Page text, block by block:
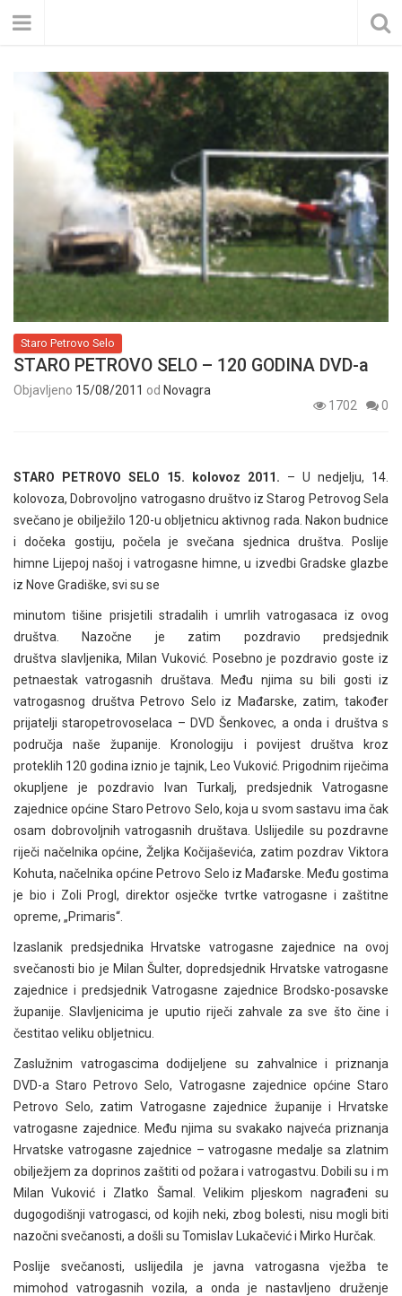
Staro Petrovo Selo
STARO PETROVO SELO – 120 GODINA DVD-a
Objavljeno 15/08/2011 od Novagra
1702
0
STARO PETROVO SELO 15. kolovoz 2011. – U nedjelju, 14.
kolovoza, Dobrovoljno vatrogasno društvo iz Starog Petrovog Sela
svečano je obilježilo 120-u obljetnicu aktivnog rada. Nakon budnice
i dočeka gostiju, počela je svečana sjednica društva. Poslije
himne Lijepoj našoj i vatrogasne himne, u izvedbi Gradske glazbe
iz Nove Gradiške, svi su se
minutom tišine prisjetili stradalih i umrlih vatrogasaca iz ovog
društva. Nazočne je zatim pozdravio predsjednik
društva slavljenika, Milan Vuković. Posebno je pozdravio goste iz
petnaestak vatrogasnih društava. Među njima su bili gosti iz
vatrogasnog društva Petrovo Selo iz Mađarske, zatim, također
prijatelji staropetrovoselaca – DVD Šenkovec, a onda i društva s
područja naše županije. Kronologiju i povijest društva kroz
proteklih 120 godina iznio je tajnik, Leo Vuković. Prigodnim riječima
okupljene je pozdravio Ivan Turkalj, predsjednik Vatrogasne
zajednice općine Staro Petrovo Selo, koja u svom sastavu ima čak
osam dobrovoljnih vatrogasnih društava. Uslijedile su pozdravne
riječi načelnika općine, Željka Kočijaševića, zatim pozdrav Viktora
Kohuta, načelnika općine Petrovo Selo iz Mađarske. Među gostima
je bio i Zoli Progl, direktor osječke tvrtke vatrogasne i zaštitne
opreme, „Primaris“.
Izaslanik predsjednika Hrvatske vatrogasne zajednice na ovoj
svečanosti bio je Milan Šulter, dopredsjednik Hrvatske vatrogasne
zajednice i predsjednik Vatrogasne zajednice Brodsko-posavske
županije. Slavljenicima je uputio riječi zahvale za sve što čine i
čestitao veliku obljetnicu.
Zaslužnim vatrogascima dodijeljene su zahvalnice i priznanja
DVD-a Staro Petrovo Selo, Vatrogasne zajednice općine Staro
Petrovo Selo, zatim Vatrogasne zajednice županije i Hrvatske
vatrogasne zajednice. Među njima su svakako najveća priznanja
Hrvatske vatrogasne zajednice – vatrogasne medalje sa zlatnim
obilježjem za doprinos zaštiti od požara i vatrogastvu. Dobili su i m
Milan Vuković i Zlatko Šamal. Velikim pljeskom nagrađeni su
dugogodišnji vatrogasci, od kojih neki, zbog bolesti, nisu mogli biti
nazočni svečanosti, a došli su Tomislav Lukačević i Mirko Hurčak.
Poslije svečanosti, uslijedila je javna vatrogasna vježba te
mimohod vatrogasnih vozila, a onda je nastavljeno druženje